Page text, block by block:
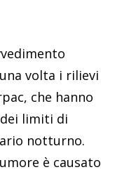
volta i rilievi
che hanno
limiti di
notturno.
è causato